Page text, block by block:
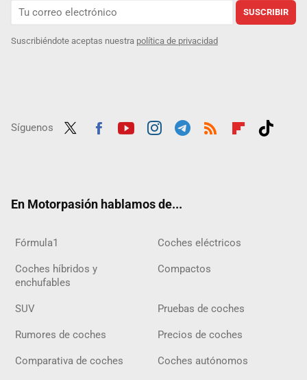
SUSCRIBIR
Suscribiéndote aceptas nuestra política de privacidad
Síguenos
En Motorpasión hablamos de...
Fórmula1 Coches eléctricos
Coches híbridos y
enchufables
Compactos
SUV Pruebas de coches
Rumores de coches Precios de coches
Comparativa de coches Coches autónomos